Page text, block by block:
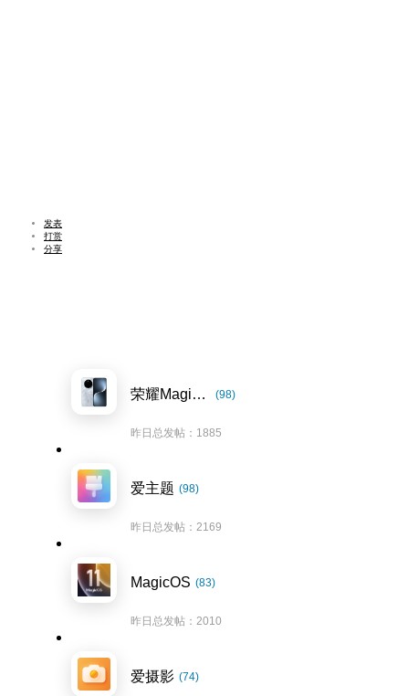
发表
打赏
分享
荣耀Magic7系列 (98)
昨日总发帖：1885
爱主题 (98)
昨日总发帖：2169
MagicOS (83)
昨日总发帖：2010
爱摄影 (74)